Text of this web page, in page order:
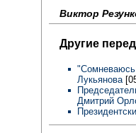
Виктор
Другие
Лукьянова
Дмитрий